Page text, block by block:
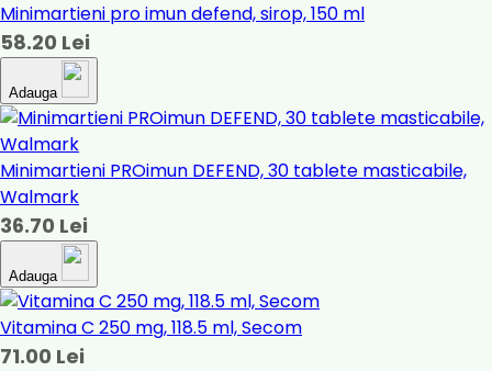
Minimartieni pro imun defend, sirop, 150 ml
58.20 Lei
Adauga
Minimartieni PROimun DEFEND, 30 tablete masticabile,
Walmark
36.70 Lei
Adauga
Vitamina C 250 mg, 118.5 ml, Secom
71.00 Lei